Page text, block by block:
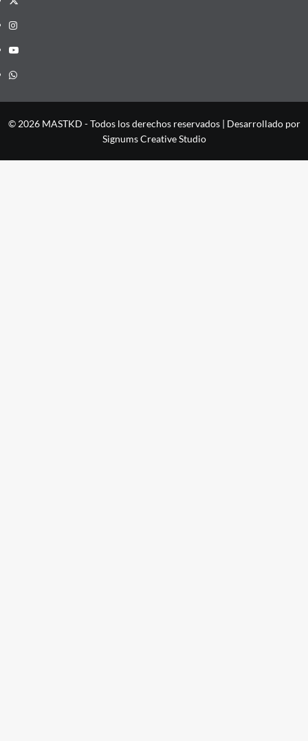
Instagram
YouTube
Whatsapp